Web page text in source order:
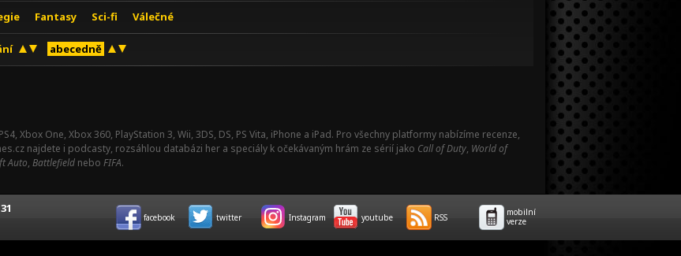
Fantasy Sci-fi Válečné
abecedně
Xbox One, Xbox 360, PlayStation 3, Wii, 3DS, DS, PS Vita, iPhone a iPad. Pro všechny platformy nabízíme recenze,
najdete i podcasty, rozsáhlou databázi her a speciály k očekávaným hrám ze sérií jako Call of Duty, World of
Auto, Battlefield nebo FIFA.
facebook twitter Instagram youtube RSS
mobilní
verze